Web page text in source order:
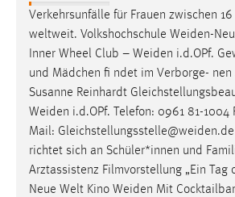
Verkehrsunfälle für Frauen zwischen 16
weltweit. Volkshochschule Weiden-
Inner Wheel Club – Weiden i.d.OPf.
und Mädchen fi ndet im Verborge- nen
Susanne Reinhardt
Weiden i.d.OPf. Telefon: 0961 81-1004
Mail: Gleichstellungsstelle@weiden.de
richtet sich an Schüler*innen und
Arztassistenz Filmvorstellung „Ein Tag
Neue Welt Kino Weiden Mit